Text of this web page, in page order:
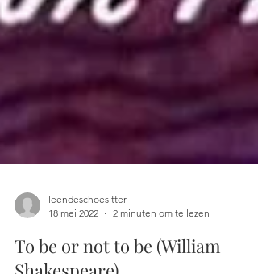
2 minuten om te lezen